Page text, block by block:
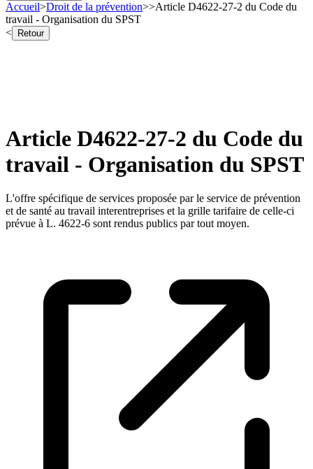
Accueil>Droit de la prévention>>Article D4622-27-2 du Code du
travail - Organisation du SPST
<
Retour
Article D4622-27-2 du Code du
travail - Organisation du SPST
L'offre spécifique de services proposée par le service de prévention
et de santé au travail interentreprises et la grille tarifaire de celle-ci
prévue à L. 4622-6 sont rendus publics par tout moyen.